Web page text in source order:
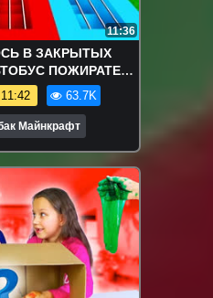
11:36
В ЗАКРЫТЫХ
ПОЖИРАТЕЛЬ
ТОМАС
63.7K
Майнкрафт